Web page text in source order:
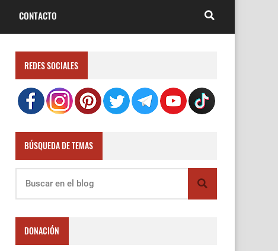
CONTACTO
REDES SOCIALES
BÚSQUEDA DE TEMAS
DONACIÓN